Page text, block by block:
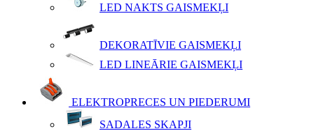
LED NAKTS GAISMEKĻI
DEKORATĪVIE GAISMEKĻI
LED LINEĀRIE GAISMEKĻI
ELEKTROPRECES UN PIEDERUMI
SADALES SKAPJI